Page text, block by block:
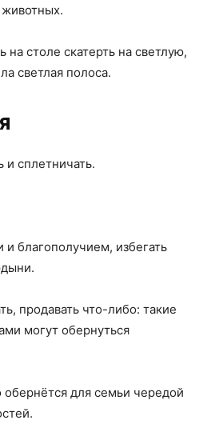
столе скатерть на светлую,
светлая полоса.
и сплетничать.
благополучием, избегать
продавать что-либо: такие
могут обернуться
для семьи чередой